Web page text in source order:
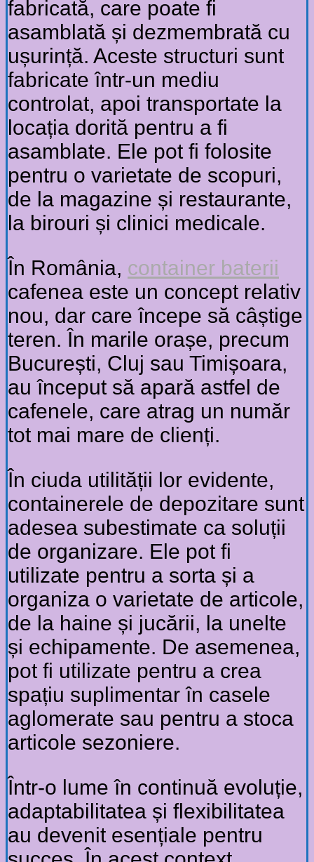
fabricată, care poate fi
asamblată și dezmembrată cu
ușurință. Aceste structuri sunt
fabricate într-un mediu
controlat, apoi transportate la
locația dorită pentru a fi
asamblate. Ele pot fi folosite
pentru o varietate de scopuri,
de la magazine și restaurante,
la birouri și clinici medicale.
În România, container baterii
cafenea este un concept relativ
nou, dar care începe să câștige
teren. În marile orașe, precum
București, Cluj sau Timișoara,
au început să apară astfel de
cafenele, care atrag un număr
tot mai mare de clienți.
În ciuda utilității lor evidente,
containerele de depozitare sunt
adesea subestimate ca soluții
de organizare. Ele pot fi
utilizate pentru a sorta și a
organiza o varietate de articole,
de la haine și jucării, la unelte
și echipamente. De asemenea,
pot fi utilizate pentru a crea
spațiu suplimentar în casele
aglomerate sau pentru a stoca
articole sezoniere.
Într-o lume în continuă evoluție,
adaptabilitatea și flexibilitatea
au devenit esențiale pentru